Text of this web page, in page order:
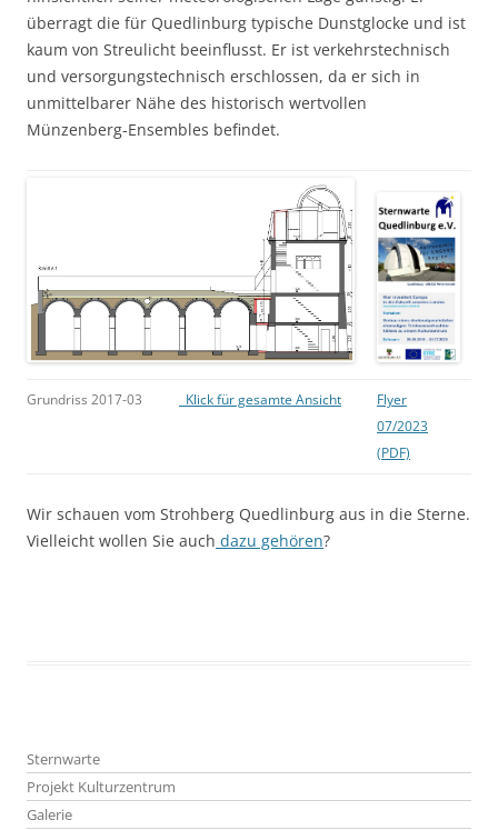
überragt die für Quedlinburg typische Dunstglocke und ist
kaum von Streulicht beeinflusst. Er ist verkehrstechnisch
und versorgungstechnisch erschlossen, da er sich in
unmittelbarer Nähe des historisch wertvollen
Münzenberg-Ensembles befindet.
Grundriss 2017-03 Klick für gesamte Ansicht
Flyer
07/2023
(PDF)
Wir schauen vom Strohberg Quedlinburg aus in die Sterne.
Vielleicht wollen Sie auch dazu gehören?
Sternwarte
Projekt Kulturzentrum
Galerie